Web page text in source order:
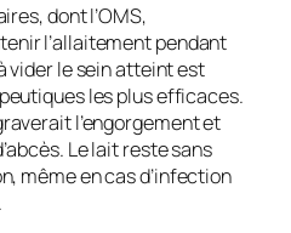
dont l’OMS,
l’allaitement pendant
vider le sein atteint est
les plus efficaces.
l’engorgement et
Le lait reste sans
même en cas d’infection